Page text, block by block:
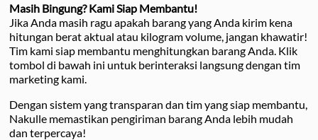
Masih Bingung? Kami Siap Membantu!
Jika Anda masih ragu apakah barang yang Anda kirim kena
hitungan berat aktual atau kilogram volume, jangan khawatir!
Tim kami siap membantu menghitungkan barang Anda. Klik
tombol di bawah ini untuk berinteraksi langsung dengan tim
marketing kami.
Dengan sistem yang transparan dan tim yang siap membantu,
Nakulle memastikan pengiriman barang Anda lebih mudah
dan terpercaya!